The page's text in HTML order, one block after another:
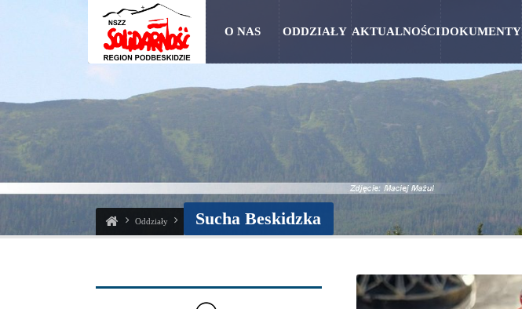
O NAS ODDZIAŁY AKTUALNOŚCIDOKUMENTY
Oddziały Sucha Beskidzka